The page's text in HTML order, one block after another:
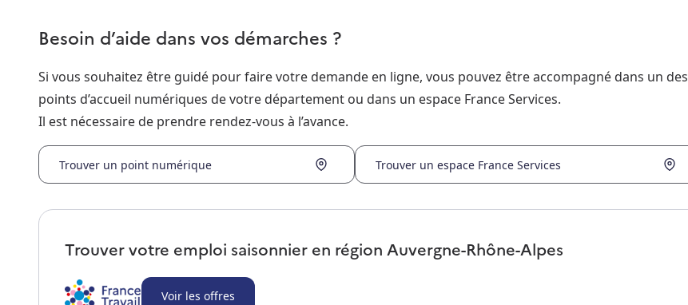
Besoin d’aide dans vos démarches ?
Si vous souhaitez être guidé pour faire votre demande en ligne, vous pouvez être accompagné dans un des
points d’accueil numériques de votre département ou dans un espace France Services.
Il est nécessaire de prendre rendez-vous à l’avance.
Trouver un point numérique Trouver un espace France Services
Trouver votre emploi saisonnier en région Auvergne-Rhône-Alpes
Voir les offres